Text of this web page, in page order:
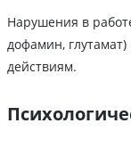
Нарушения в
дофамин,
действиям.